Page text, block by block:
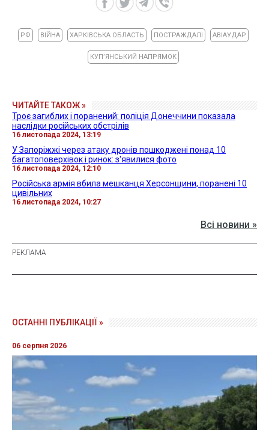
РФ ВІЙНА ХАРКІВСЬКА ОБЛАСТЬ ПОСТРАЖДАЛІ АВІАУДАР
КУПʼЯНСЬКИЙ НАПРЯМОК
ЧИТАЙТЕ ТАКОЖ »
Троє загиблих і поранений: поліція Донеччини показала
наслідки російських обстрілів
16 листопада 2024, 13:19
У Запоріжжі через атаку дронів пошкоджені понад 10
багатоповерхівок і ринок: з'явилися фото
16 листопада 2024, 12:10
Російська армія вбила мешканця Херсонщини, поранені 10
цивільних
16 листопада 2024, 10:27
Всі новини »
ОСТАННІ ПУБЛІКАЦІЇ »
06 серпня 2026